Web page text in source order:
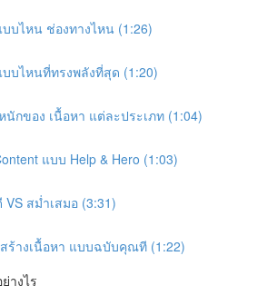
บไหน ช่องทางไหน (1:26)
บบไหนที่ทรงพลังที่สุด (1:20)
นักของ เนื้อหา แต่ละประเภท (1:04)
แบบ Help & Hero (1:03)
VS สม่ำเสมอ (3:31)
ร้างเนื้อหา แบบฉบับคุณที (1:22)
างไร